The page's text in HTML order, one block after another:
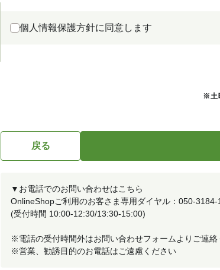
個人情報保護方針に同意します
※土
戻る
▼お電話でのお問い合わせはこちら
OnlineShopご利用のお客さま専用ダイヤル：050-3184-
(受付時間 10:00-12:30/13:30-15:00)
※電話の受付時間外はお問い合わせフォームよりご連絡
※営業、勧誘目的のお電話はご遠慮ください